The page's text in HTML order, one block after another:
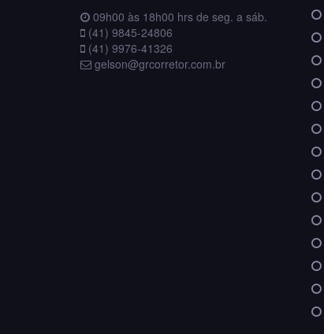
09h00 às 18h00 hrs de seg. a sáb.
(41) 9845-24806
(41) 9976-41326
gelson@grcorretor.com.br